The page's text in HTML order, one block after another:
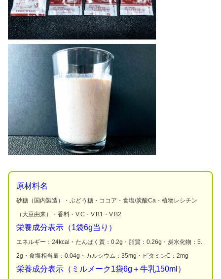
原材料名
砂糖（国内製造）・ぶどう糖・ココア・食塩/炭酸Ca・植物レシチン
（大豆由来）・香料・V.C・V.B1・V.B2
栄養成分表示（1袋6g当り）
エネルギー：24kcal・たんぱく質：0.2g・脂質：0.26g・炭水化物：5.
2g・食塩相当量：0.04g・カルシウム：35mg・ビタミンC：2mg
栄養成分表示（ミルメーク1袋6g＋牛乳150ml）